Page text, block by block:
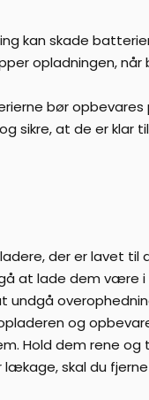
kan skade
opladningen,
bør
sikre, at de er klar
der er lavet
at lade dem være
og
Hold dem rene
skal du